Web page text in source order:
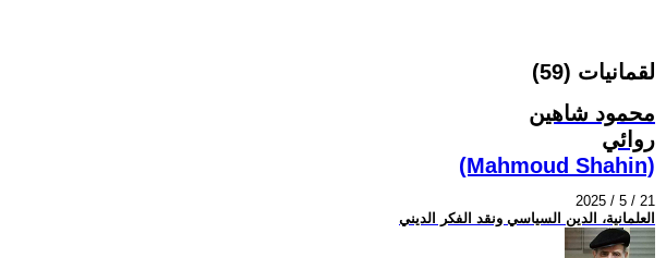
لقمانيات (59)
محمود شاهين
روائي
(Mahmoud Shahin)
2025 / 5 / 21
العلمانية، الدين السياسي ونقد الفكر الديني